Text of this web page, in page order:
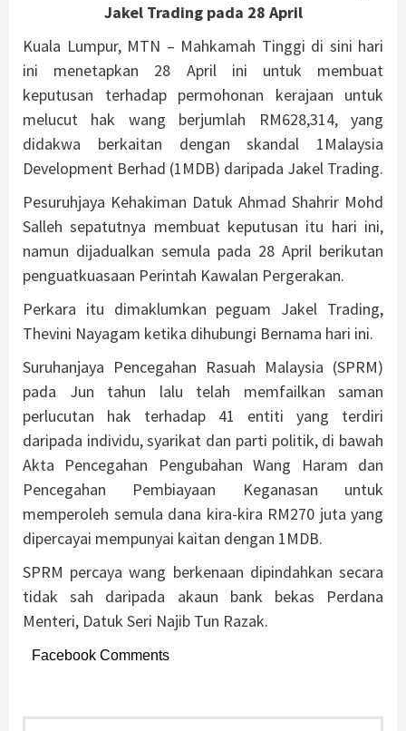
Jakel Trading pada 28 April
Kuala Lumpur, MTN – Mahkamah Tinggi di sini hari
ini menetapkan 28 April ini untuk membuat
keputusan terhadap permohonan kerajaan untuk
melucut hak wang berjumlah RM628,314, yang
didakwa berkaitan dengan skandal 1Malaysia
Development Berhad (1MDB) daripada Jakel Trading.
Pesuruhjaya Kehakiman Datuk Ahmad Shahrir Mohd
Salleh sepatutnya membuat keputusan itu hari ini,
namun dijadualkan semula pada 28 April berikutan
penguatkuasaan Perintah Kawalan Pergerakan.
Perkara itu dimaklumkan peguam Jakel Trading,
Thevini Nayagam ketika dihubungi Bernama hari ini.
Suruhanjaya Pencegahan Rasuah Malaysia (SPRM)
pada Jun tahun lalu telah memfailkan saman
perlucutan hak terhadap 41 entiti yang terdiri
daripada individu, syarikat dan parti politik, di bawah
Akta Pencegahan Pengubahan Wang Haram dan
Pencegahan Pembiayaan Keganasan untuk
memperoleh semula dana kira-kira RM270 juta yang
dipercayai mempunyai kaitan dengan 1MDB.
SPRM percaya wang berkenaan dipindahkan secara
tidak sah daripada akaun bank bekas Perdana
Menteri, Datuk Seri Najib Tun Razak.
Facebook Comments